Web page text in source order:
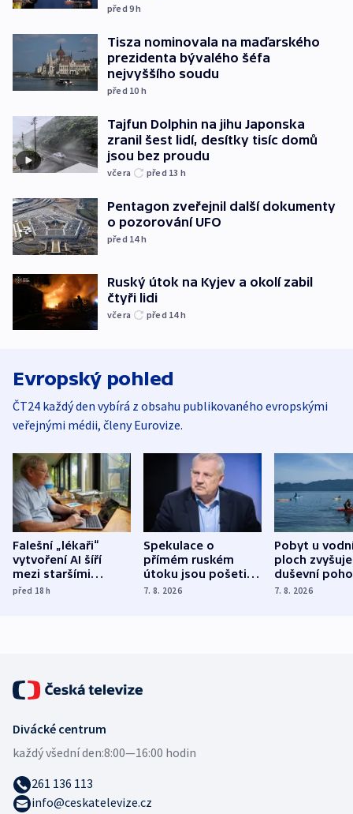
před 9h
Tisza nominovala na maďarského
prezidenta bývalého šéfa
nejvyššího soudu
před 10 h
Tajfun Dolphin na jihu Japonska
zranil šest lidí, desítky tisíc domů
jsou bez proudu
včera před 13 h
Pentagon zveřejnil další dokumenty
o pozorování UFO
před 14h
Ruský útok na Kyjev a okolí zabil
čtyři lidi
včera před 14h
Evropský pohled
ČT24 každý den vybírá z obsahu publikovaného evropskými
veřejnými médii, členy Eurovize.
Falešní „lékaři“
vytvoření AI šíří
mezi staršími
Poláky nebezpečné
před 18h
Spekulace o
přímém ruském
útoku jsou pošetilé,
míní estonský
7. 8. 2026
Pobyt u
ploch zvyšuje
duševní
ukázala
7. 8. 2026
Divácké centrum
každý všední den:8:00—16:00 hodin
261 136 113
info@ceskatelevize.cz